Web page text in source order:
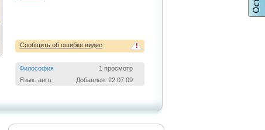
!
Сообщить об ошибке видео
Философия
1 просмотр
Язык: англ.
Добавлен: 22.07.09